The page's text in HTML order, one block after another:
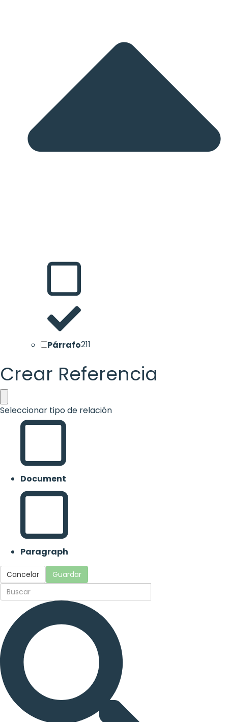
Párrafo211
Crear Referencia
Seleccionar tipo de relación
Document
Paragraph
Cancelar Guardar